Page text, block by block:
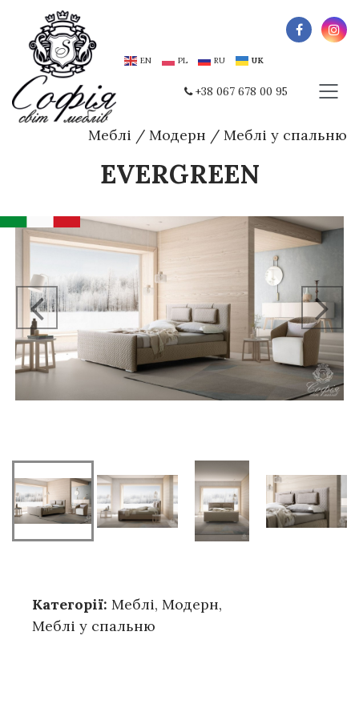
EN PL RU UK
+38 067 678 00 95
Меблі / Модерн / Меблі у спальню
EVERGREEN
Категорії: Меблі, Модерн,
Меблі у спальню